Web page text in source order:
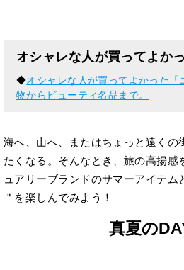
オシャレな人が買ってよか
◆オシャレな人が買ってよかった
物からビューティ名品まで。
海へ、山へ、またはちょっと遠く
たくなる。そんなとき、旅の高揚
ュアリーブランドのサマーアイテ
＂を楽しんでみよう！
真夏の